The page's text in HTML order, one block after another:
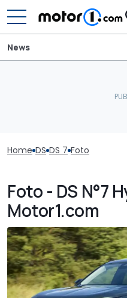
News
Home DS DS 7 Foto
Foto - DS N°7
Motor1.com